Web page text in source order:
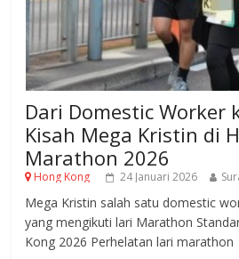
Dari Domestic Worker
Kisah Mega Kristin di
Marathon 2026
Hong Kong 24 Januari 2026
Mega Kristin salah satu domestic
yang mengikuti lari Marathon
Kong 2026 Perhelatan lari marathon